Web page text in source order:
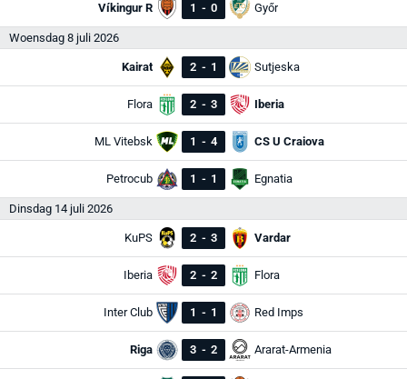
Víkingur R 1 - 0 Győr
Woensdag 8 juli 2026
Kairat 2 - 1 Sutjeska
Flora 2 - 3 Iberia
ML Vitebsk 1 - 4 CS U Craiova
Petrocub 1 - 1 Egnatia
Dinsdag 14 juli 2026
KuPS 2 - 3 Vardar
Iberia 2 - 2 Flora
Inter Club 1 - 1 Red Imps
Riga 3 - 2 Ararat-Armenia